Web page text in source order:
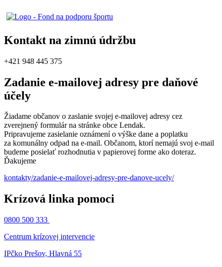
Kontakt na zimnú údržbu
+421 948 445 375
Zadanie e-mailovej adresy pre daňové
účely
Žiadame občanov o zaslanie svojej e-mailovej adresy cez
zverejnený formulár na stránke obce Lendak.
Pripravujeme zasielanie oznámení o výške dane a poplatku
za komunálny odpad na e-mail. Občanom, ktorí nemajú svoj e-mail
budeme posielať rozhodnutia v papierovej forme ako doteraz.
Ďakujeme
kontakty/zadanie-e-mailovej-adresy-pre-danove-ucely/
Krízová linka pomoci
0800 500 333
Centrum krízovej intervencie
IPčko Prešov, Hlavná 55